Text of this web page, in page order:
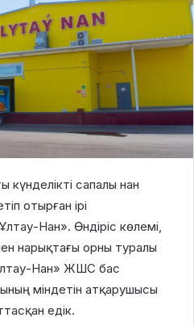
сапалы нан
отырған ірі
Нан». Өндіріс көлемі,
нарықтағы орны туралы
Нан» ЖШС бас
міндетін атқарушысы
едік.